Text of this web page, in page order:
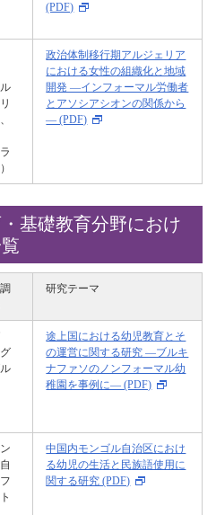
(PDF)
ル
政治体制移行期アルジェリア
における女性の組織化と地域
開発 ―インフォーマル労働者
とアソシアシオンの関係から
― (PDF)
基礎教育分野におけ
研究テーマ
ル
途上国における幼児教育とそ
の運営に関する研究 ―ブルキ
ナファソのノンフォーマル幼
稚園を事例に― (PDF)
中国内モンゴル自治区におけ
る幼児の生活と民族語使用に
関する研究 (PDF)